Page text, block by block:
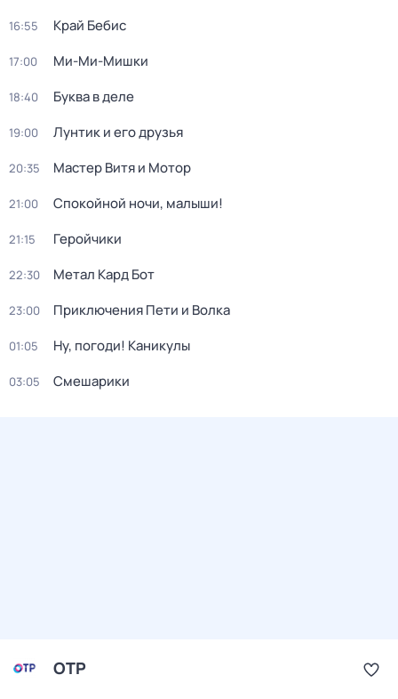
16:55 Край Бебис
17:00 Ми-Ми-Мишки
18:40 Буква в деле
19:00 Лунтик и его друзья
20:35 Мастер Витя и Мотор
21:00 Спокойной ночи, малыши!
21:15 Геройчики
22:30 Метал Кард Бот
23:00 Приключения Пети и Волка
01:05 Ну, погоди! Каникулы
03:05 Смешарики
ОТР